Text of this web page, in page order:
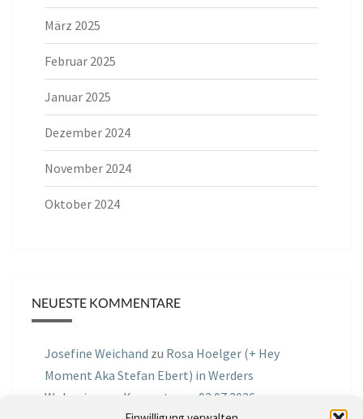
März 2025
Februar 2025
Januar 2025
Dezember 2024
November 2024
Oktober 2024
NEUESTE KOMMENTARE
Josefine Weichand zu Rosa Hoelger (+ Hey
Moment Aka Stefan Ebert) in Werders
Wohnzimmer Konzerte am 03.07.2026